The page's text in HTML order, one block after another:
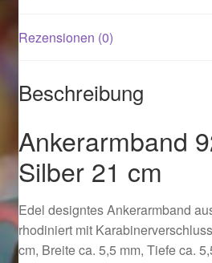
Magisches und Festliches zu
Magisches und Festliches zu
Logout
Ostergeschenke finden für Ostern
Ostergeschenke finden für
Rezensionen (0)
Beschreibung
Ankerarmband
Silber 21 cm
Edel designtes Ankerarmband
rhodiniert mit
cm, Breite ca. 5,5 mm, Tiefe ca.